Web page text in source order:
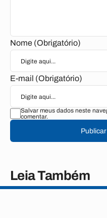
Nome (Obrigatório)
E-mail (Obrigatório)
Salvar meus dados neste
comentar.
Leia Também